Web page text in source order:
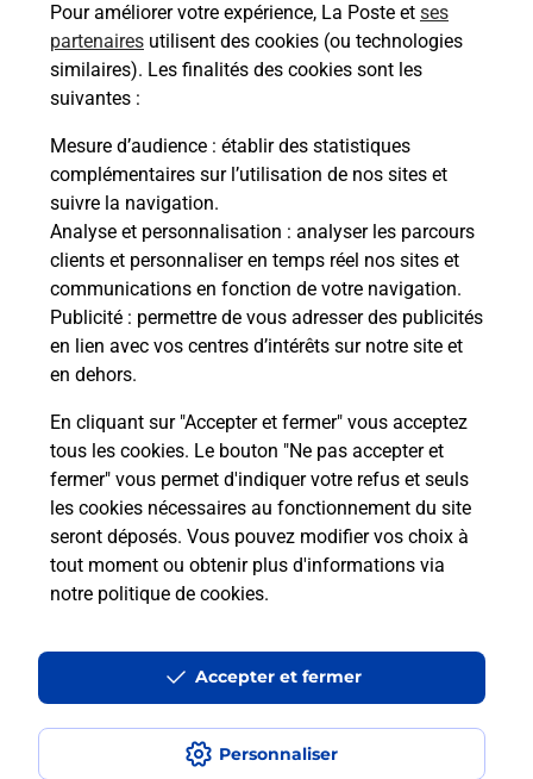
Pour améliorer votre expérience, La Poste et ses
partenaires utilisent des cookies (ou technologies
similaires). Les finalités des cookies sont les
suivantes :
Mesure d’audience : établir des statistiques
complémentaires sur l’utilisation de nos sites et
suivre la navigation.
Analyse et personnalisation : analyser les parcours
clients et personnaliser en temps réel nos sites et
communications en fonction de votre navigation.
Publicité : permettre de vous adresser des publicités
en lien avec vos centres d’intérêts sur notre site et
en dehors.
En cliquant sur "Accepter et fermer" vous acceptez
tous les cookies. Le bouton "Ne pas accepter et
fermer" vous permet d'indiquer votre refus et seuls
les cookies nécessaires au fonctionnement du site
seront déposés. Vous pouvez modifier vos choix à
tout moment ou obtenir plus d'informations via
notre politique de cookies.
Personnaliser
Accepter et fermer
La téléassistance classique avec
médaillon d’alarme qu’est ce que
c’est ?
Comment fonctionne la
téléassistance classique ?
Comment est installée la
téléassistance classique ?
Localiser Liste
Liste - téléassistance
Loire-Atlantique - téléassistance
La Bernerie En Retz - téléassistance
Accessibilité : partiellement conforme
Conditions contractuelles